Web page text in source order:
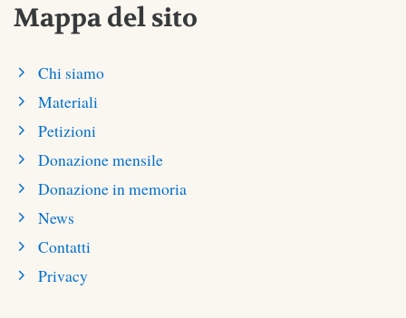
Mappa del sito
Chi siamo
Materiali
Petizioni
Donazione mensile
Donazione in memoria
News
Contatti
Privacy